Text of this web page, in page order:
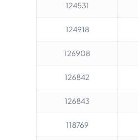
124531
124918
126908
126842
126843
118769